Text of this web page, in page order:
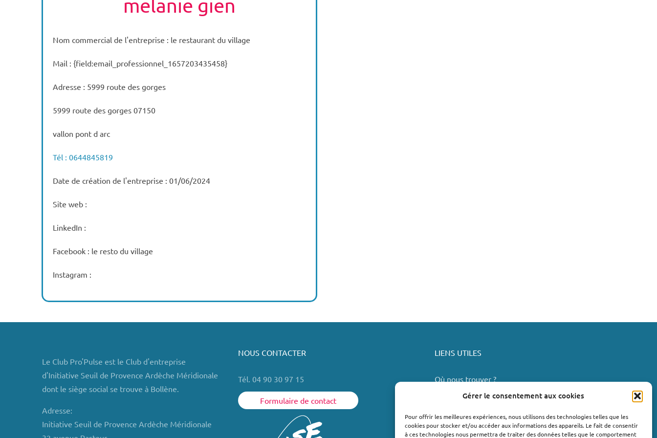
Gérer le consentement aux cookies
Pour offrir les meilleures expériences, nous utilisons des technologies telles que les
cookies pour stocker et/ou accéder aux informations des appareils. Le fait de consentir
à ces technologies nous permettra de traiter des données telles que le comportement
melanie gien
Nom commercial de l'entreprise : le restaurant du village
Mail : {field:email_professionnel_1657203435458}
Adresse : 5999 route des gorges
5999 route des gorges 07150
vallon pont d arc
Tél : 0644845819
Date de création de l'entreprise : 01/06/2024
Site web :
LinkedIn :
Facebook : le resto du village
Instagram :
Le Club Pro'Pulse est le Club d'entreprise
d'Initiative Seuil de Provence Ardèche Méridionale
dont le siège social se trouve à Bollène.
Adresse:
Initiative Seuil de Provence Ardèche Méridionale
NOUS CONTACTER
Tél. 04 90 30 97 15
Formulaire de contact
LIENS UTILES
Où nous trouver ?
Valréas
Le Teil